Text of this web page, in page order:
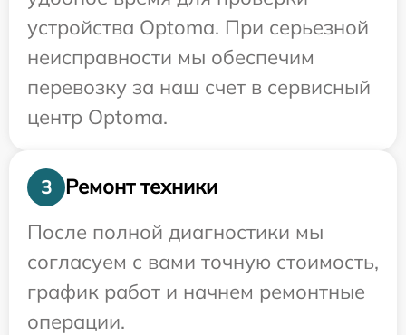
устройства Optoma. При серьезной
неисправности мы обеспечим
перевозку за наш счет в сервисный
центр Optoma.
3
Ремонт техники
После полной диагностики мы
согласуем с вами точную стоимость,
график работ и начнем ремонтные
операции.